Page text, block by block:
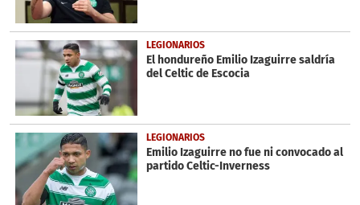
LEGIONARIOS
El hondureño Emilio Izaguirre saldría
del Celtic de Escocia
LEGIONARIOS
Emilio Izaguirre no fue ni convocado al
partido Celtic-Inverness